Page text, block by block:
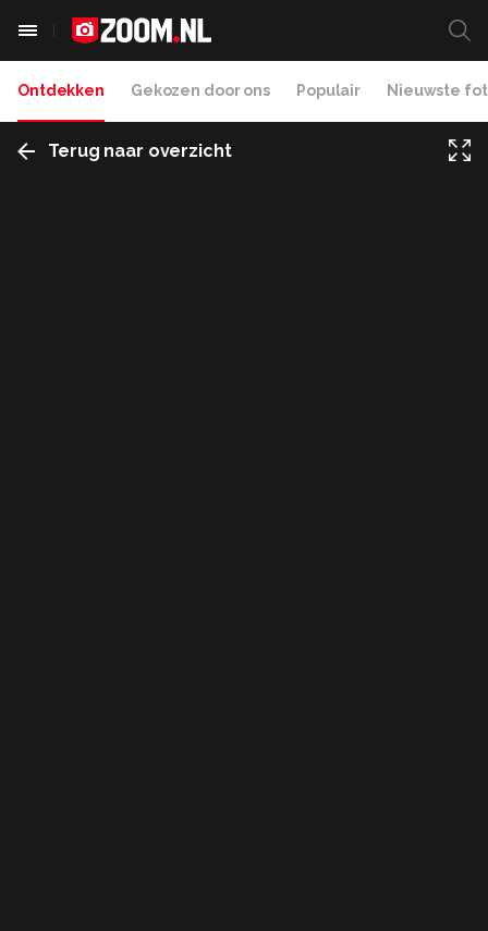
Ontdekken Gekozen door ons Populair Nieuwste
Terug naar overzicht